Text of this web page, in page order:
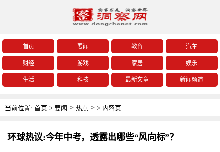
首页 要闻 教育 汽车
财经 游戏 家居 娱乐
生活 科技 最新文章 新闻频道
当前位置: 首页 > 要闻 > 热点 > > 内容页
环球热议:今年中考，透露出哪些“风向标”？